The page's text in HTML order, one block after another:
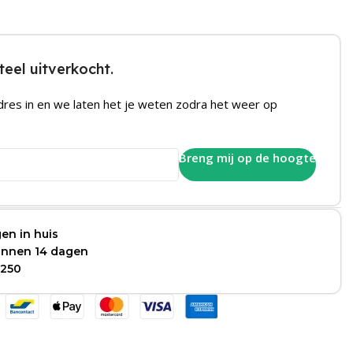
uitverkocht.
in en we laten het je weten zodra het weer op
Breng mij op de hoogte
in huis
14 dagen